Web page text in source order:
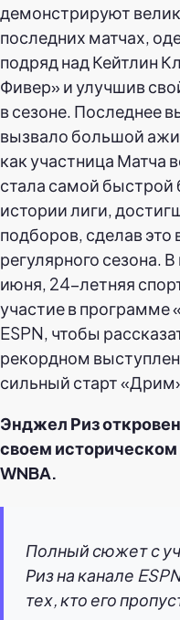
демонстрируют
последних матчах,
подряд над Кейтлин
Фивер» и улучшив
в сезоне. Последнее
вызвало большой
как участница Матча
стала самой быстрой
истории лиги,
подборов, сделав это
регулярного сезона.
июня, 24-летняя
участие в программе
ESPN, чтобы
рекордном
сильный старт
Энджел Риз
своем
WNBA.
Полный сюжет с
Риз на канале
тех, кто его